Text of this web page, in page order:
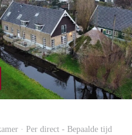
· Per direct - Bepaalde tijd